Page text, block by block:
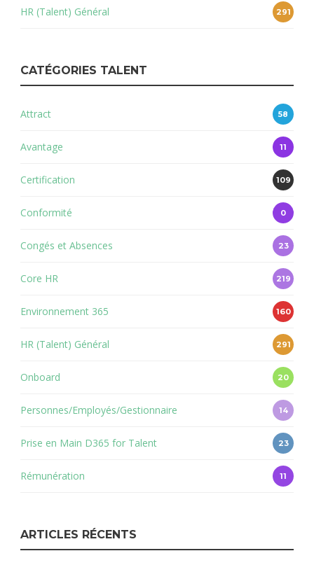
HR (Talent) Général 291
CATÉGORIES TALENT
Attract 58
Avantage 11
Certification 109
Conformité 0
Congés et Absences 23
Core HR 219
Environnement 365 160
HR (Talent) Général 291
Onboard 20
Personnes/Employés/Gestionnaire 14
Prise en Main D365 for Talent 23
Rémunération 11
ARTICLES RÉCENTS